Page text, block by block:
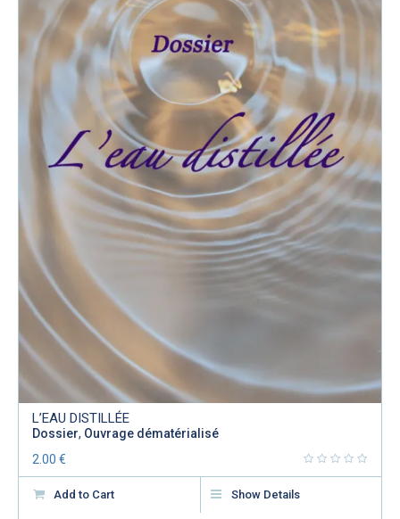
L’EAU DISTILLÉE
Dossier, Ouvrage dématérialisé
2.00€
Add to Cart Show Details